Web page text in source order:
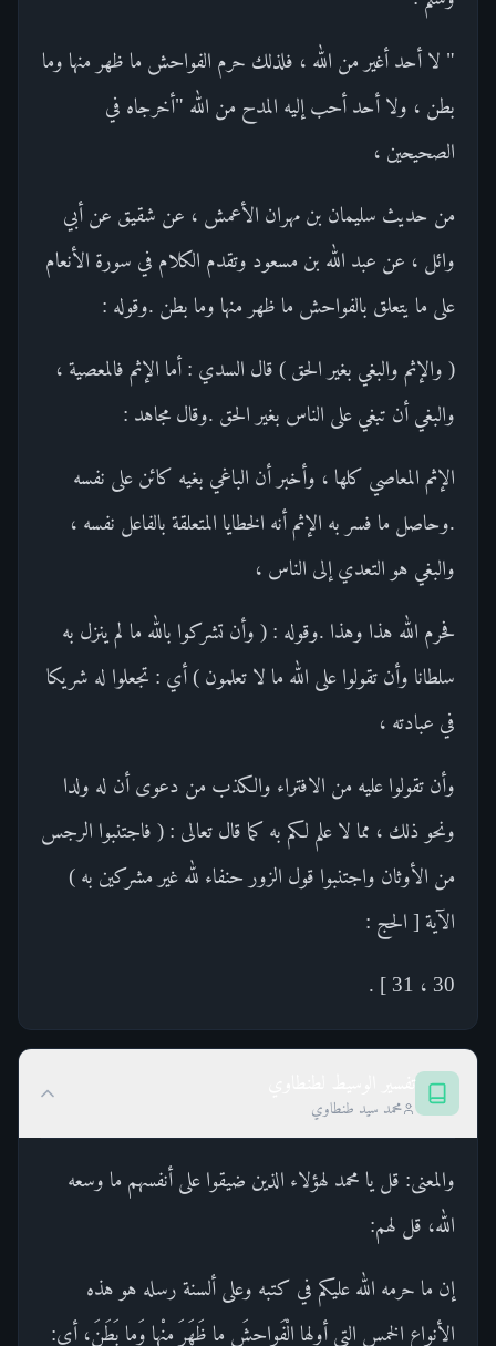
" لا أحد أغير من الله ، فلذلك حرم الفواحش ما ظهر منها وما
بطن ، ولا أحد أحب إليه المدح من الله "أخرجاه في
الصحيحين ،
من حديث سليمان بن مهران الأعمش ، عن شقيق عن أبي
وائل ، عن عبد الله بن مسعود وتقدم الكلام في سورة الأنعام
على ما يتعلق بالفواحش ما ظهر منها وما بطن .وقوله :
( والإثم والبغي بغير الحق ) قال السدي : أما الإثم فالمعصية ،
والبغي أن تبغي على الناس بغير الحق .وقال مجاهد :
الإثم المعاصي كلها ، وأخبر أن الباغي بغيه كائن على نفسه
.وحاصل ما فسر به الإثم أنه الخطايا المتعلقة بالفاعل نفسه ،
والبغي هو التعدي إلى الناس ،
فحرم الله هذا وهذا .وقوله : ( وأن تشركوا بالله ما لم ينزل به
سلطانا وأن تقولوا على الله ما لا تعلمون ) أي : تجعلوا له شريكا
في عبادته ،
وأن تقولوا عليه من الافتراء والكذب من دعوى أن له ولدا
ونحو ذلك ، مما لا علم لكم به كما قال تعالى : ( فاجتنبوا الرجس
من الأوثان واجتنبوا قول الزور حنفاء لله غير مشركين به )
الآية [ الحج :
30 ، 31 ] .
محمد سيد طنطاوي
والمعنى: قل يا محمد لهؤلاء الذين ضيقوا على أنفسهم ما وسعه
الله، قل لهم:
إن ما حرمه الله عليكم في كتبه وعلى ألسنة رسله هو هذه
الأنواع الخمس التي أولها الْفَواحِشَ ما ظَهَرَ مِنْها وَما بَطَنَ، أى: